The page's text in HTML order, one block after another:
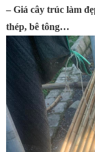
– Giá cây trúc làm
thép, bê tông…